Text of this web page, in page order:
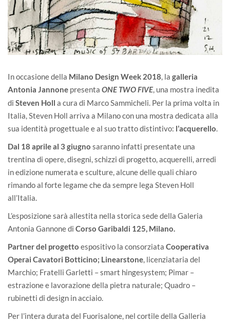
In occasione della Milano Design Week 2018, la galleria
Antonia Jannone presenta ONE TWO FIVE, una mostra inedita
di Steven Holl a cura di Marco Sammicheli. Per la prima volta in
Italia, Steven Holl arriva a Milano con una mostra dedicata alla
sua identità progettuale e al suo tratto distintivo: l’acquerello.
Dal 18 aprile al 3 giugno saranno infatti presentate una
trentina di opere, disegni, schizzi di progetto, acquerelli, arredi
in edizione numerata e sculture, alcune delle quali chiaro
rimando al forte legame che da sempre lega Steven Holl
all’Italia.
L’esposizione sarà allestita nella storica sede della Galeria
Antonia Gannone di Corso Garibaldi 125, Milano.
Partner del progetto espositivo la consorziata Cooperativa
Operai Cavatori Botticino; Linearstone, licenziataria del
Marchio; Fratelli Garletti – smart hingesystem; Pimar –
estrazione e lavorazione della pietra naturale; Quadro –
rubinetti di design in acciaio.
Per l’intera durata del Fuorisalone, nel cortile della Galleria